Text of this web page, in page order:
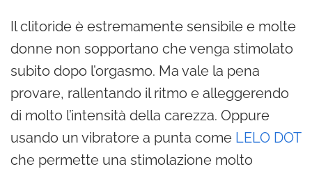
Il clitoride è estremamente sensibile e molte
donne non sopportano che venga stimolato
subito dopo l’orgasmo. Ma vale la pena
provare, rallentando il ritmo e alleggerendo
di molto l’intensità della carezza. Oppure
usando un vibratore a punta come LELO DOT
che permette una stimolazione molto